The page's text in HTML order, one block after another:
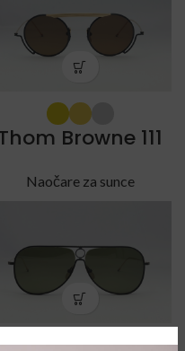
Browne 111
Naočare za sunce